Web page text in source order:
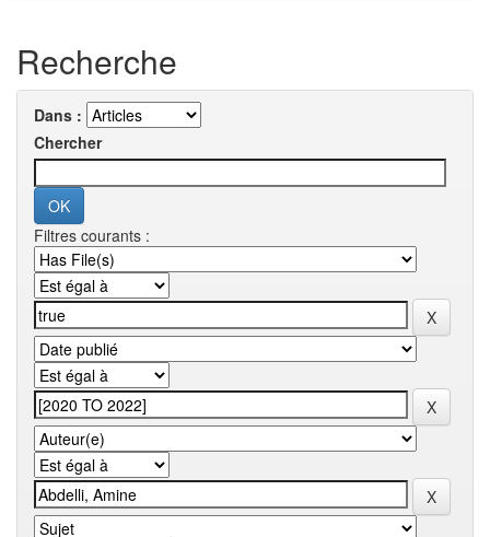
Recherche
Dans :
Chercher
Filtres courants :